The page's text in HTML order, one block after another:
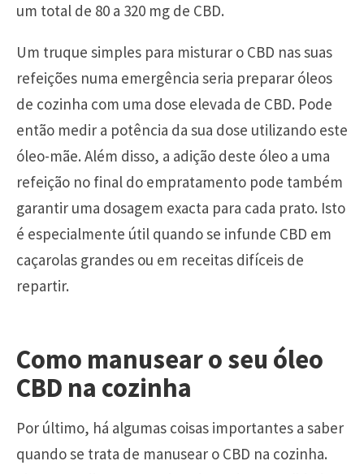
um total de 80 a 320 mg de CBD.
Um truque simples para misturar o CBD nas suas
refeições numa emergência seria preparar óleos
de cozinha com uma dose elevada de CBD. Pode
então medir a potência da sua dose utilizando este
óleo-mãe. Além disso, a adição deste óleo a uma
refeição no final do empratamento pode também
garantir uma dosagem exacta para cada prato. Isto
é especialmente útil quando se infunde CBD em
caçarolas grandes ou em receitas difíceis de
repartir.
Como manusear o seu óleo
CBD na cozinha
Por último, há algumas coisas importantes a saber
quando se trata de manusear o CBD na cozinha.